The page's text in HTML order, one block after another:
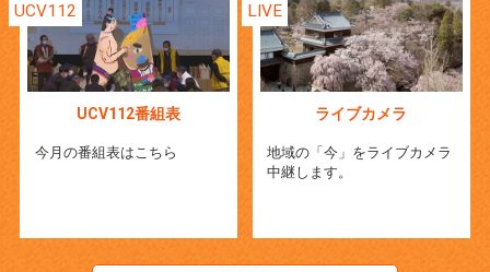
UCV112
UCV112番組表
今月の番組表はこちら
LIVE
ライブカメラ
地域の「今」をライブカメラ
中継します。